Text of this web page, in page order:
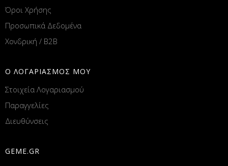
Όροι Χρήσης
Προσωπικά Δεδομένα
Χονδρική / B2B
Ο ΛΟΓΑΡΙΑΣΜΟΣ ΜΟΥ
Στοιχεία Λογαριασμού
Παραγγελίες
Διευθύνσεις
GEME.GR